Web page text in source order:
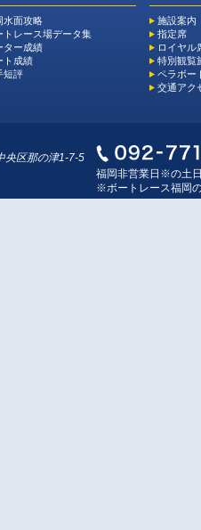
水面攻略
トレース場データ集
ター成績
ト成績
短評
施設案内
指定席
ロイヤル
特別観覧
ペラボー
交通アク
央区那の津1-7-5
福岡非営業日※の土
※ボートレース福岡